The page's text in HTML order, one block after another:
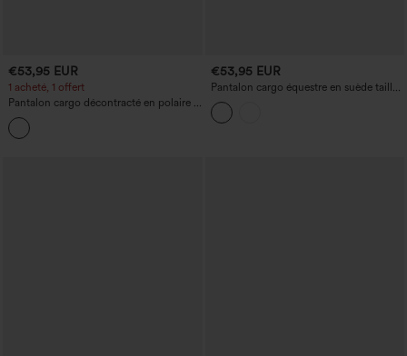
€53,95 EUR
1 acheté, 1 offert
Pantalon cargo décontracté en polaire à
taille mi-haute avec poches zippées
€53,95 EUR
Pantalon cargo équestre en suède taille
haute avec poches